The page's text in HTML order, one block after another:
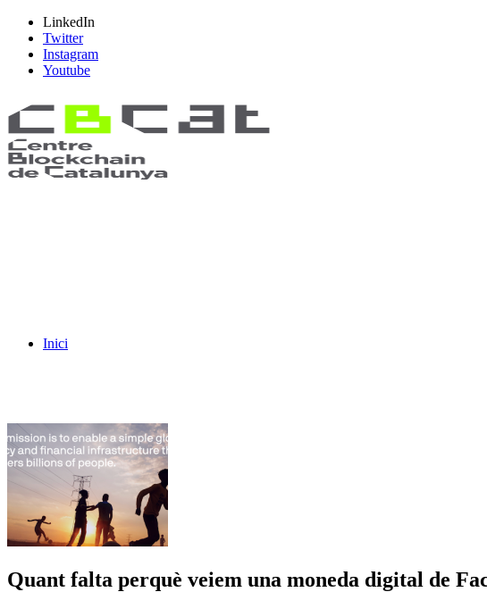
LinkedIn
Twitter
Instagram
Youtube
Inici
CBCat
Quant falta perquè veiem una moneda digital de